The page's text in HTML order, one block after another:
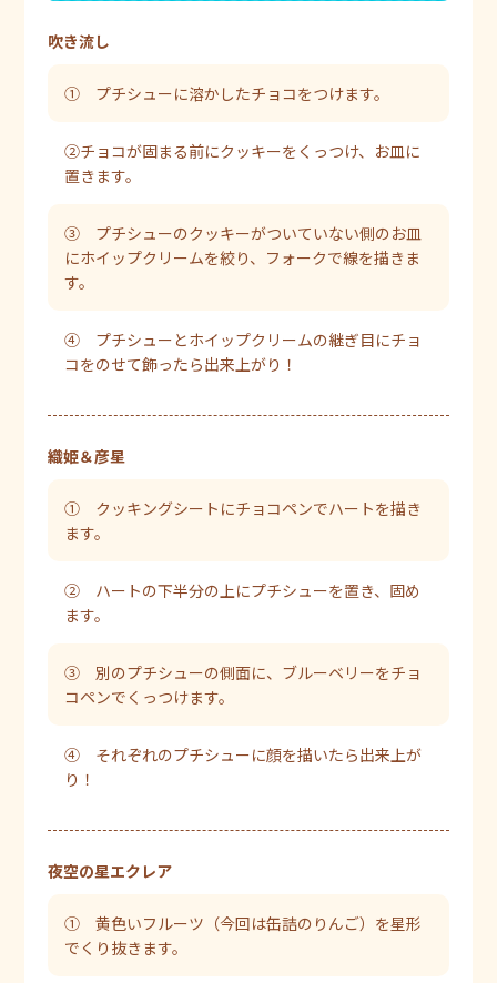
吹き流し
① プチシューに溶かしたチョコをつけます。
②チョコが固まる前にクッキーをくっつけ、お皿に
置きます。
③ プチシューのクッキーがついていない側のお皿
にホイップクリームを絞り、フォークで線を描きま
す。
④ プチシューとホイップクリームの継ぎ目にチョ
コをのせて飾ったら出来上がり！
織姫＆彦星
① クッキングシートにチョコペンでハートを描き
ます。
② ハートの下半分の上にプチシューを置き、固め
ます。
③ 別のプチシューの側面に、ブルーベリーをチョ
コペンでくっつけます。
④ それぞれのプチシューに顔を描いたら出来上が
り！
夜空の星エクレア
① 黄色いフルーツ（今回は缶詰のりんご）を星形
でくり抜きます。